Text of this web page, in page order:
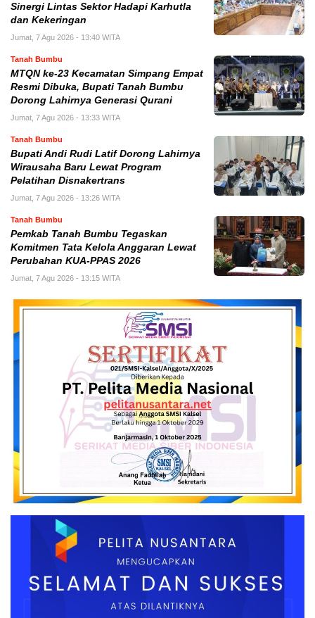
Sinergi Lintas Sektor Hadapi Karhutla
dan Kekeringan
Jumat, 7 Agu 2026 - 13:40 WITA
Tanah Bumbu
MTQN ke-23 Kecamatan Simpang Empat
Resmi Dibuka, Bupati Tanah Bumbu
Dorong Lahirnya Generasi Qurani
Jumat, 7 Agu 2026 - 13:33 WITA
Tanah Bumbu
Bupati Andi Rudi Latif Dorong Lahirnya
Wirausaha Baru Lewat Program
Pelatihan Disnakertrans
Jumat, 7 Agu 2026 - 13:26 WITA
Tanah Bumbu
Pemkab Tanah Bumbu Tegaskan
Komitmen Tata Kelola Anggaran Lewat
Perubahan KUA-PPAS 2026
Jumat, 7 Agu 2026 - 13:15 WITA